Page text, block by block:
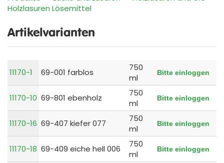
Holzlasuren Lösemittel
Artikelvarianten
11170-1 69-001 farblos
750
ml
Bitte einloggen
11170-10 69-801 ebenholz
750
ml
Bitte einloggen
11170-16 69-407 kiefer 077
750
ml
Bitte einloggen
11170-18 69-409 eiche hell 006
750
ml
Bitte einloggen